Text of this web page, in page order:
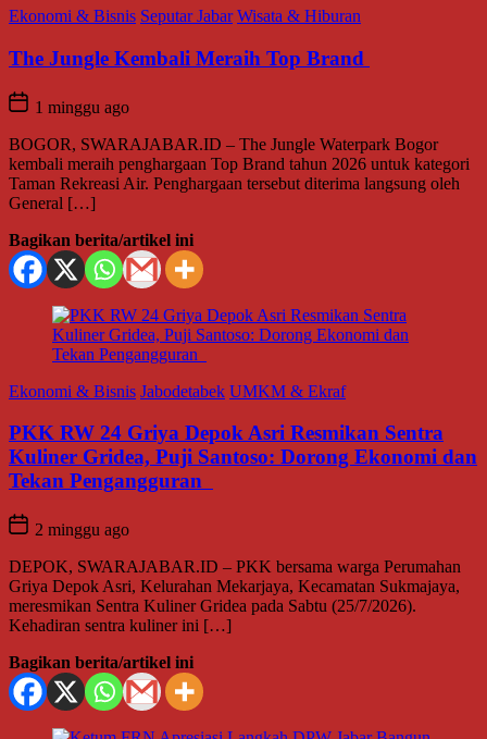
Ekonomi & Bisnis Seputar Jabar Wisata & Hiburan
The Jungle Kembali Meraih Top Brand
1 minggu ago
BOGOR, SWARAJABAR.ID – The Jungle Waterpark Bogor
kembali meraih penghargaan Top Brand tahun 2026 untuk kategori
Taman Rekreasi Air. Penghargaan tersebut diterima langsung oleh
General […]
Bagikan berita/artikel ini
Ekonomi & Bisnis Jabodetabek UMKM & Ekraf
PKK RW 24 Griya Depok Asri Resmikan Sentra
Kuliner Gridea, Puji Santoso: Dorong Ekonomi dan
Tekan Pengangguran
2 minggu ago
DEPOK, SWARAJABAR.ID – PKK bersama warga Perumahan
Griya Depok Asri, Kelurahan Mekarjaya, Kecamatan Sukmajaya,
meresmikan Sentra Kuliner Gridea pada Sabtu (25/7/2026).
Kehadiran sentra kuliner ini […]
Bagikan berita/artikel ini